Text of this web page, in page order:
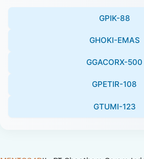
e
GPIK-88
GHOKI-EMAS
GGACORX-500
GPETIR-108
GTUMI-123